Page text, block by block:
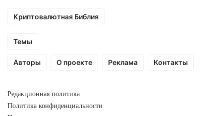
Криптовалютная Библия
Темы
Авторы О проекте Реклама Контакты
Редакционная политика
Политика конфиденциальности